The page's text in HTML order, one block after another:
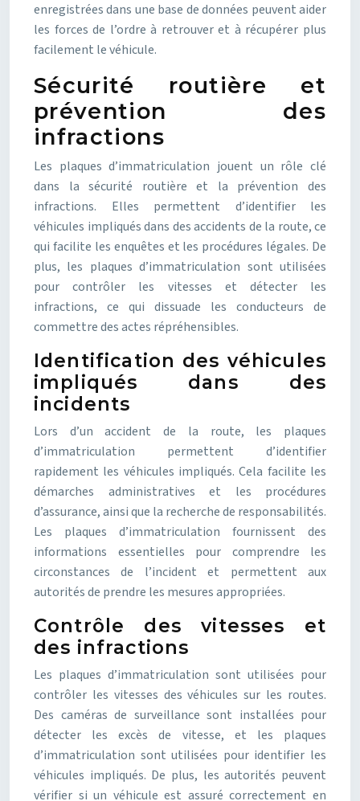
enregistrées dans une base de données peuvent aider
les forces de l’ordre à retrouver et à récupérer plus
facilement le véhicule.
Sécurité routière et
prévention des
infractions
Les plaques d’immatriculation jouent un rôle clé
dans la sécurité routière et la prévention des
infractions. Elles permettent d’identifier les
véhicules impliqués dans des accidents de la route, ce
qui facilite les enquêtes et les procédures légales. De
plus, les plaques d’immatriculation sont utilisées
pour contrôler les vitesses et détecter les
infractions, ce qui dissuade les conducteurs de
commettre des actes répréhensibles.
Identification des véhicules
impliqués dans des
incidents
Lors d’un accident de la route, les plaques
d’immatriculation permettent d’identifier
rapidement les véhicules impliqués. Cela facilite les
démarches administratives et les procédures
d’assurance, ainsi que la recherche de responsabilités.
Les plaques d’immatriculation fournissent des
informations essentielles pour comprendre les
circonstances de l’incident et permettent aux
autorités de prendre les mesures appropriées.
Contrôle des vitesses et
des infractions
Les plaques d’immatriculation sont utilisées pour
contrôler les vitesses des véhicules sur les routes.
Des caméras de surveillance sont installées pour
détecter les excès de vitesse, et les plaques
d’immatriculation sont utilisées pour identifier les
véhicules impliqués. De plus, les autorités peuvent
vérifier si un véhicule est assuré correctement en